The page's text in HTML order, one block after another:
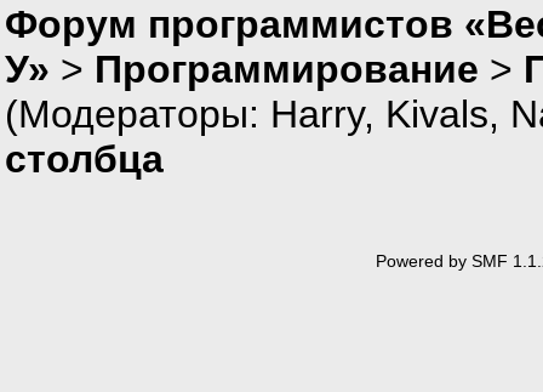
Форум программистов
У» > Программирование >
(Модераторы: Harry, Kivals,
столбца
Powered by SMF